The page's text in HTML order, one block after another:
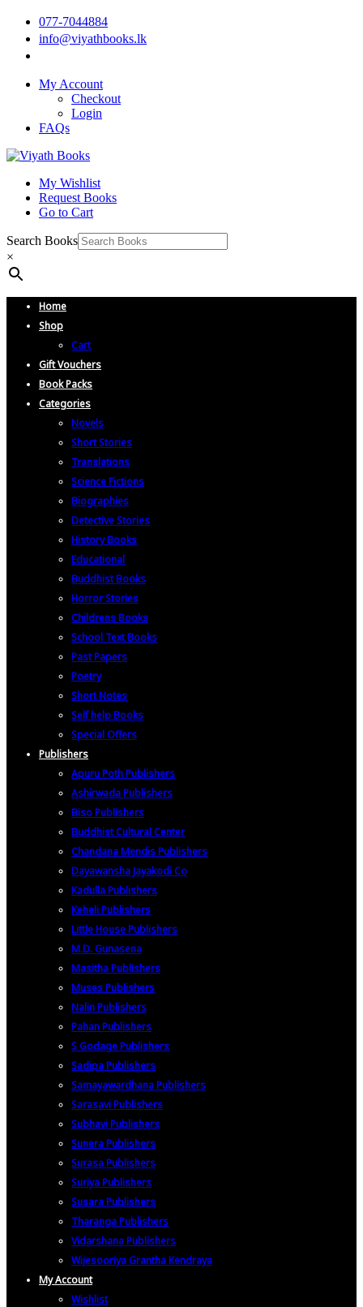
077-7044884
info@viyathbooks.lk
My Account
Checkout
Login
FAQs
My Wishlist
Request Books
Go to Cart
Search Books
×
Home
Shop
Cart
Gift Vouchers
Book Packs
Categories
Novels
Short Stories
Translations
Science Fictions
Biographies
Detective Stories
History Books
Educational
Buddhist Books
Horror Stories
Childrens Books
School Text Books
Past Papers
Poetry
Short Notes
Self help Books
Special Offers
Publishers
Apuru Poth Publishers
Ashirwada Publishers
Biso Publishers
Buddhist Cultural Center
Chandana Mendis Publishers
Dayawansha Jayakodi Co
Kadulla Publishers
Keheli Publishers
Little House Publishers
M.D. Gunasena
Masitha Publishers
Muses Publishers
Nalin Publishers
Pahan Publishers
S Godage Publishers
Sadipa Publishers
Samayawardhana Publishers
Sarasavi Publishers
Subhavi Publishers
Sunera Publishers
Surasa Publishers
Suriya Publishers
Susara Publishers
Tharanga Publishers
Vidarshana Publishers
Wijesooriya Grantha Kendraya
My Account
Wishlist